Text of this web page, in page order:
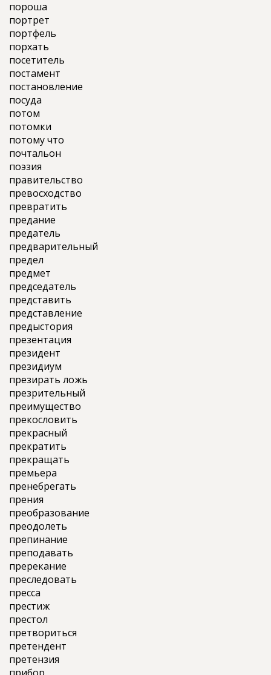
пороша
портрет
портфель
порхать
посетитель
постамент
постановление
посуда
потом
потомки
потому что
почтальон
поэзия
правительство
превосходство
превратить
предание
предатель
предварительный
предел
предмет
председатель
представить
представление
предыстория
презентация
президент
президиум
презирать ложь
презрительный
преимущество
прекословить
прекрасный
прекратить
прекращать
премьера
пренебрегать
прения
преобразование
преодолеть
препинание
преподавать
пререкание
преследовать
пресса
престиж
престол
претвориться
претендент
претензия